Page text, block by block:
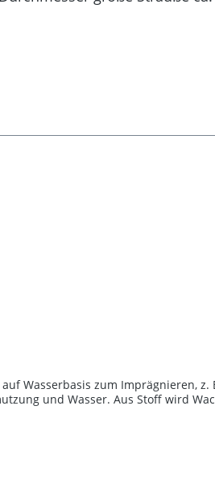
Wasserbasis zum Imprägnieren, z.
und Wasser. Aus Stoff wird